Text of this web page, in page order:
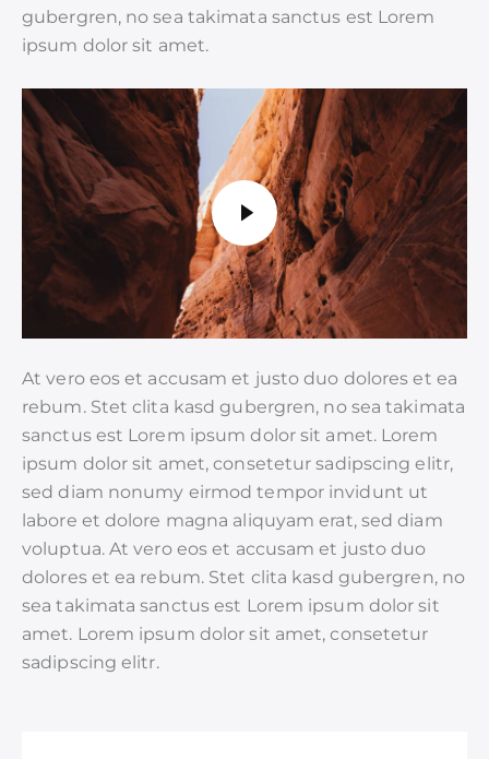
gubergren, no sea takimata sanctus est Lorem
ipsum dolor sit amet.
At vero eos et accusam et justo duo dolores et ea
rebum. Stet clita kasd gubergren, no sea takimata
sanctus est Lorem ipsum dolor sit amet. Lorem
ipsum dolor sit amet, consetetur sadipscing elitr,
sed diam nonumy eirmod tempor invidunt ut
labore et dolore magna aliquyam erat, sed diam
voluptua. At vero eos et accusam et justo duo
dolores et ea rebum. Stet clita kasd gubergren, no
sea takimata sanctus est Lorem ipsum dolor sit
amet. Lorem ipsum dolor sit amet, consetetur
sadipscing elitr.